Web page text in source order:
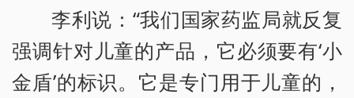
李利说：“我们国家药监局就反复
强调针对儿童的产品，它必须要有‘小
金盾’的标识。它是专门用于儿童的，